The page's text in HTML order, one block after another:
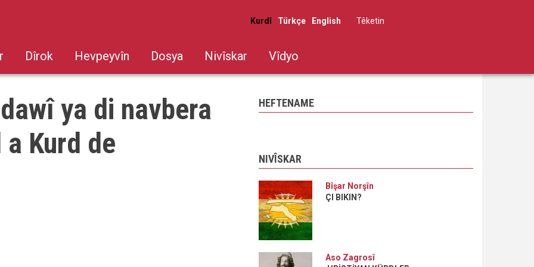
Kurdî Türkçe English
User
menu
Têketin
Dîrok Hevpeyvîn Dosya Nivîskar Vîdyo
ya di navbera
Kurd de
HEFTENAME
NIVÎSKAR
Bîşar Norşîn
ÇI BIKIN?
Aso Zagrosî